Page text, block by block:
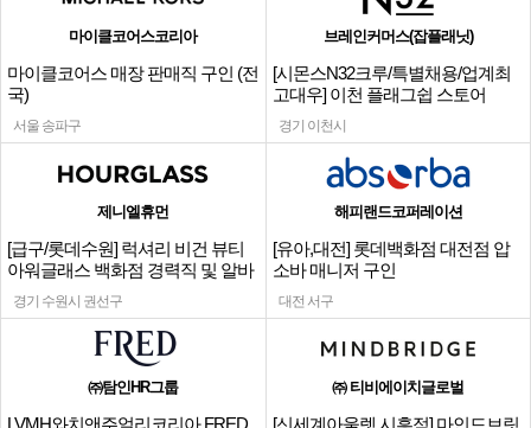
마이클코어스코리아
마이클코어스 매장 판매직 구인 (전
국)
서울 송파구
브레인커머스(잡플래닛)
[시몬스N32크루/특별채용/업계최
고대우] 이천 플래그쉽 스토어
경기 이천시
제니엘휴먼
[급구/롯데수원] 럭셔리 비건 뷰티
아워글래스 백화점 경력직 및 알바
채용
경기 수원시 권선구
해피랜드코퍼레이션
[유아,대전] 롯데백화점 대전점 압
소바 매니저 구인
대전 서구
㈜탐인HR그룹
LVMH와치앤주얼리코리아 FRED_
㈜ 티비에이치글로벌
[신세계아울렛 시흥점] 마인드브릿